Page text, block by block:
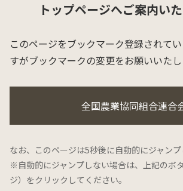
トップページへご案内いた
このページをブックマーク登録されてい
すがブックマークの変更をお願いいたし
全国農業協同組合連合
なお、このページは5秒後に自動的にジャンプ
※自動的にジャンプしない場合は、上記のボ
ジ）をクリックしてください。